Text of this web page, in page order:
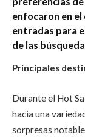
enfocaron en el
entradas para
de las
Principales
Durante el Hot
hacia una
sorpresas